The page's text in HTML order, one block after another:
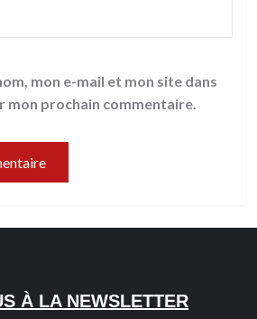
mon e-mail et mon site dans
mon prochain commentaire.
À LA NEWSLETTER